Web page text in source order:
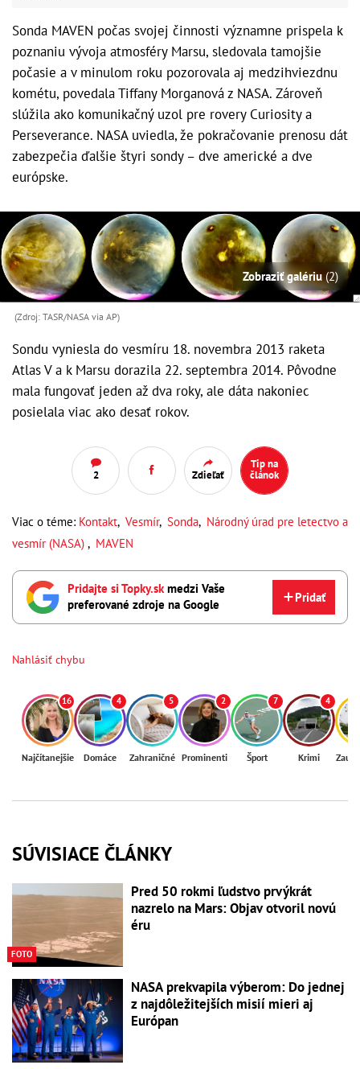
Sonda MAVEN počas svojej činnosti významne prispela k
poznaniu vývoja atmosféry Marsu, sledovala tamojšie
počasie a v minulom roku pozorovala aj medzihviezdnu
kométu, povedala Tiffany Morganová z NASA. Zároveň
slúžila ako komunikačný uzol pre rovery Curiosity a
Perseverance. NASA uviedla, že pokračovanie prenosu dát
zabezpečia ďalšie štyri sondy – dve americké a dve
európske.
Zobraziť galériu(2)
(Zdroj: TASR/NASA via AP)
Sondu vyniesla do vesmíru 18. novembra 2013 raketa
Atlas V a k Marsu dorazila 22. septembra 2014. Pôvodne
mala fungovať jeden až dva roky, ale dáta nakoniec
posielala viac ako desať rokov.
2 Zdieľať
Tip na
článok
Viac o téme: Kontakt, Vesmír, Sonda, Národný úrad pre letectvo a
vesmír (NASA) , MAVEN
Pridajte si Topky.skmedzi Vaše
preferované zdroje na Google
Pridať
Nahlásiť chybu
16
Najčítanejšie
4
Domáce
5
Zahraničné
2
Prominenti
7
Šport
4
Krimi
SÚVISIACE ČLÁNKY
FOTO
Pred 50 rokmi ľudstvo prvýkrát
nazrelo na Mars: Objav otvoril novú
éru
NASA prekvapila výberom: Do jednej
z najdôležitejších misií mieri aj
Európan